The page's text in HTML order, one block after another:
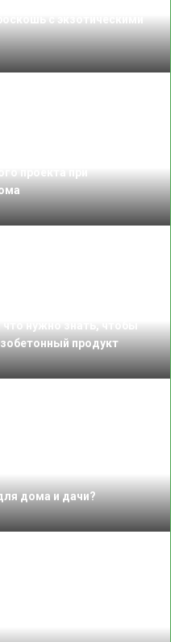
продукт
дома и дачи?